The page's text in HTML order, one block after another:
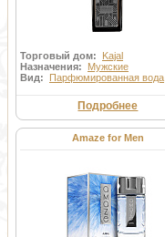
Торговый дом: Kajal
Назначения: Мужские
Вид: Парфюмированная вода
Подробнее
Amaze for Men